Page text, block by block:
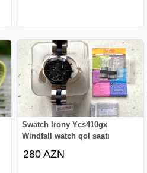
Swatch Irony Ycs410gx
Windfall watch qol saatı
280 AZN